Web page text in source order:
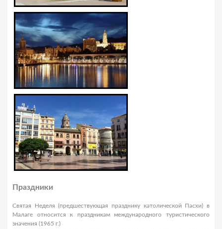
Праздники
Святая Неделя (предшествующая празднику католической Пасхи) в
Малаге относится к праздникам международного туристического
значения (1965 г.)